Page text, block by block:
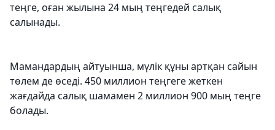
теңге, оған жылына 24 мың теңгедей салық
салынады.
Мамандардың айтуынша, мүлік құны артқан сайын
төлем де өседі. 450 миллион теңгеге жеткен
жағдайда салық шамамен 2 миллион 900 мың теңге
болады.